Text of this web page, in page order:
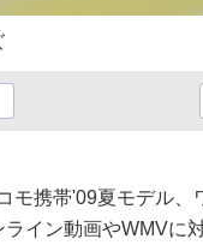
モ携帯'09夏モデル
ライン動画やWMVに